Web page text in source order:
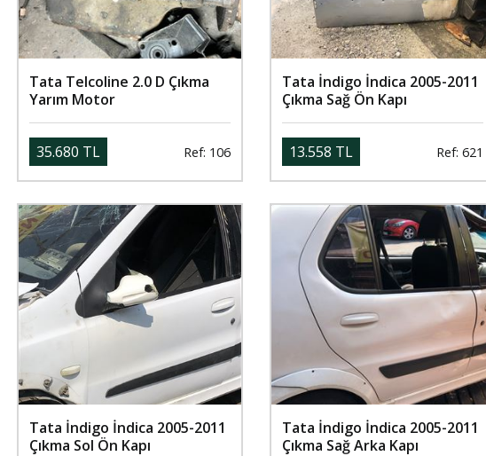
Tata Telcoline 2.0 D Çıkma
Yarım Motor
35.680 TL Ref: 106
Tata İndigo İndica 2005-2011
Çıkma Sağ Ön Kapı
13.558 TL Ref: 621
Tata İndigo İndica 2005-2011
Çıkma Sol Ön Kapı
Tata İndigo İndica 2005-2011
Çıkma Sağ Arka Kapı